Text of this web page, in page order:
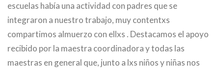
escuelas había una actividad con padres que se
integraron a nuestro trabajo, muy contentxs
compartimos almuerzo con ellxs . Destacamos el apoyo
recibido por la maestra coordinadora y todas las
maestras en general que, junto a lxs niños y niñas nos